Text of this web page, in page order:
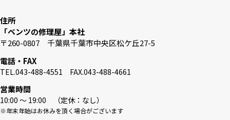
住所
「ベンツの修理屋」本社
〒260-0807 千葉県千葉市中央区松ケ丘27-5
電話・FAX
TEL.043-488-4551 FAX.043-488-4661
営業時間
10:00 〜 19:00 （定休：なし）
※年末年始はお休みを頂く場合がございます